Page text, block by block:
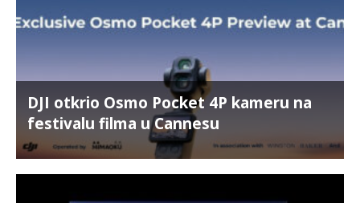
DJI otkrio Osmo Pocket 4P kameru na
festivalu filma u Cannesu